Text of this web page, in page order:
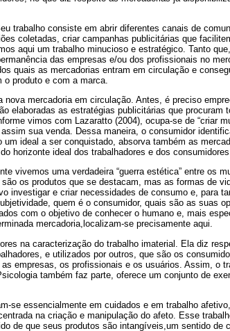
trabalho consiste em abrir diferentes canais de
coletadas, criar campanhas publicitárias que
aqui um trabalho minucioso e estratégico. Tanto
das empresas e/ou dos profissionais no
quais as mercadorias entram em circulação e
o produto e com a marca.
mercadoria em circulação. Antes, é preciso
elaboradas as estratégias publicitárias que procuram
vimos com Lazaratto (2004), ocupa-se de “criar
sua venda. Dessa maneira, o consumidor
ideal a ser conquistado, absorva também as
horizonte ideal dos trabalhadores e dos
vivemos uma verdadeira “guerra estética” entre os
os produtos que se destacam, mas as formas de
investigar e criar necessidades de consumo e, para
quem é o consumidor, quais são as suas
com o objetivo de conhecer o humano e, mais
mercadoria,localizam-se precisamente aqui.
na caracterização do trabalho imaterial. Ela diz
e utilizados por outros, que são os
empresas, os profissionais e os usuários. Assim, o
também faz parte, oferece um conjunto de
se essencialmente em cuidados e em trabalho
na criação e manipulação do afeto. Esse
de que seus produtos são intangíveis,um sentido de